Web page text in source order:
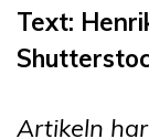
Text:
Artikeln